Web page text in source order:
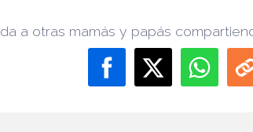
a otras mamás y papás